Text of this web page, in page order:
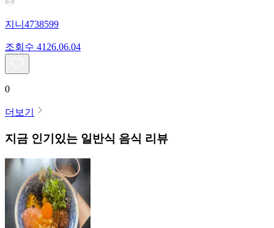
지니4738599
조회수 41 26.06.04
0
더보기
지금 인기있는 일반식 음식 리뷰